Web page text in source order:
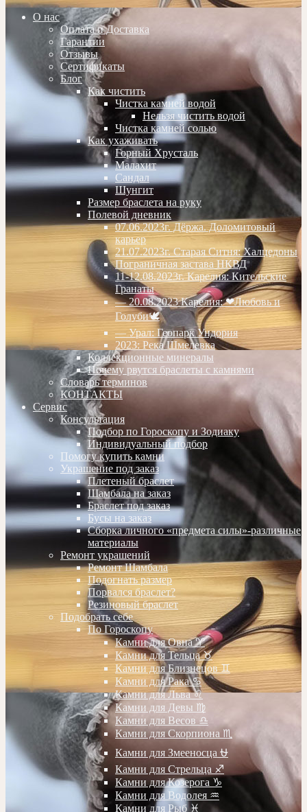
О нас
Оплата и Доставка
Гарантии
Отзывы
Сертификаты
Блог
Как чистить
Чистка камней водой
Нельзя чистить водой
Чистка камней солью
Как ухаживать
Горный Хрусталь
Малахит
Сандал
Шунгит
Размер браслета на руку
Полевой дневник
07.06.2023г. Дёржа. Доломитовый
карьер
21.07.2023г. Старая Ситня: Халцедоны
Пограничная застава НКВД
11-12.08.2023г. Карелия: Кительские
Гранаты
— 20.08.2023 Карелия: ❤Любовь и
Голуби🕊
— Урал: Геопарк Ундория
2023: Река Шмелевка
Коллекционные минералы
Почему рвутся браслеты с камнями
Словарь терминов
КОНТАКТЫ
Сервис
Консультация
Подбор по Гороскопу и Зодиаку
Индивидуальный подбор
Помогу купить камни
Украшение под заказ
Плетеный браслет
Шамбала на заказ
Браслет под заказ
Бусы на заказ
Сборка личного «предмета силы»-различные
материалы
Ремонт украшений
Ремонт Шамбала
Подогнать размер
Порвался браслет?
Резиновый браслет
Подобрать себе
По Гороскопу
Камни для Овна ♈️
Камни для Тельца ♉️
Камни для Близнецов ♊️
Камни для Рака ♋️
Камни для Льва ♌️
Камни для Девы ♍️
Камни для Весов ♎️
Камни для Скорпиона ♏️
Камни для Змееносца ⛎
Камни для Стрельца ♐️
Камни для Козерога ♑️
Камни для Водолея ♒️
Камни для Рыб ♓️